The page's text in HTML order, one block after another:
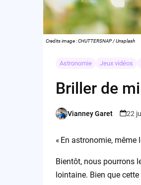
Credits image : CHUTTERSNAP / Unsplash
Astronomie Jeux vidéos
Briller de
Posted
Vianney Garet 22
« En astronomie,
Bientôt, nous pourrons
lointaine. Bien que